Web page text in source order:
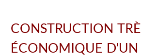
CONSTRUCTION
ÉCONOMIQUE D'UN